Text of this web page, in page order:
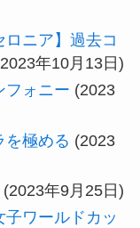
ニア】過去コ
年10月13日)
フォニー (2023
を極める (2023
(2023年9月25日)
ワールドカッ